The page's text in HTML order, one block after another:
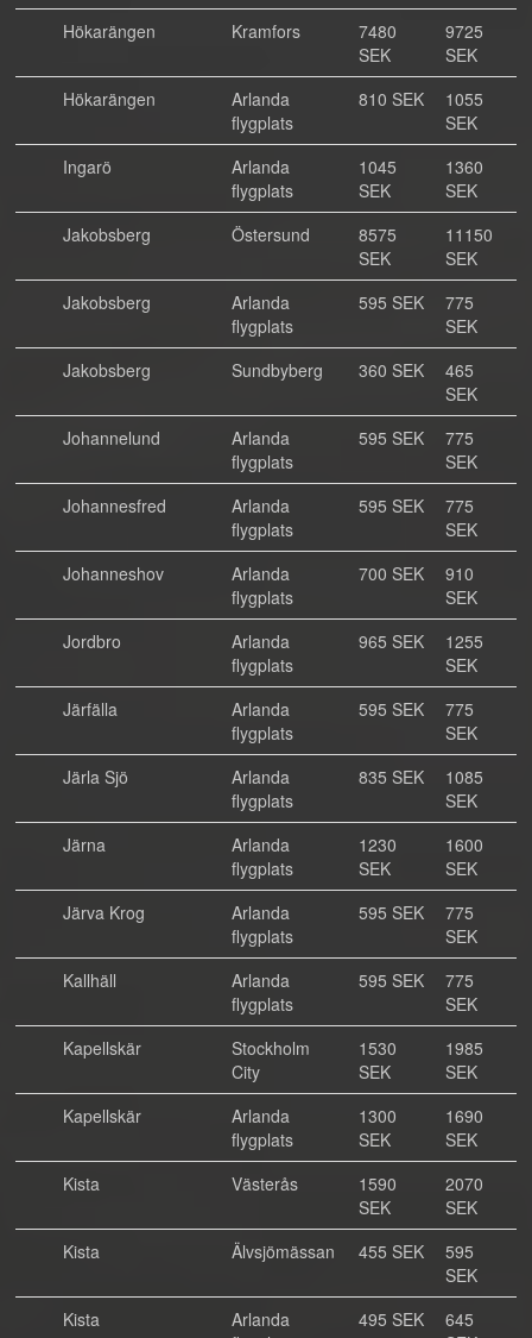
Hökarängen
Kramfors
7480
SEK
9725
SEK
Hökarängen
Arlanda
flygplats
810 SEK
1055
SEK
Ingarö
Arlanda
flygplats
1045
SEK
1360
SEK
Jakobsberg
Östersund
8575
SEK
11150
SEK
Jakobsberg
Arlanda
flygplats
595 SEK
775
SEK
Jakobsberg
Sundbyberg 360 SEK
465
SEK
Johannelund
Arlanda
flygplats
595 SEK
775
SEK
Johannesfred
Arlanda
flygplats
595 SEK
775
SEK
Johanneshov
Arlanda
flygplats
700 SEK
910
SEK
Jordbro
Arlanda
flygplats
965 SEK
1255
SEK
Järfälla
Arlanda
flygplats
595 SEK
775
SEK
Järla Sjö
Arlanda
flygplats
835 SEK
1085
SEK
Järna
Arlanda
flygplats
1230
SEK
1600
SEK
Järva Krog
Arlanda
flygplats
595 SEK
775
SEK
Kallhäll
Arlanda
flygplats
595 SEK
775
SEK
Kapellskär
Stockholm
City
1530
SEK
1985
SEK
Kapellskär
Arlanda
flygplats
1300
SEK
1690
SEK
Kista
Västerås
1590
SEK
2070
SEK
Kista
Älvsjömässan 455 SEK
595
SEK
Kista
Arlanda
495 SEK
645